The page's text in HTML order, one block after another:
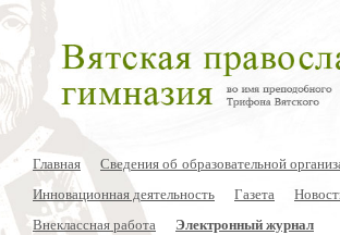
Главная
Сведения об образовательной
Инновационная деятельность
Газета
Внеклассная работа
Электронный журнал